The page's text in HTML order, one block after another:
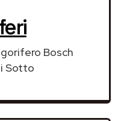
Bosch
Sotto